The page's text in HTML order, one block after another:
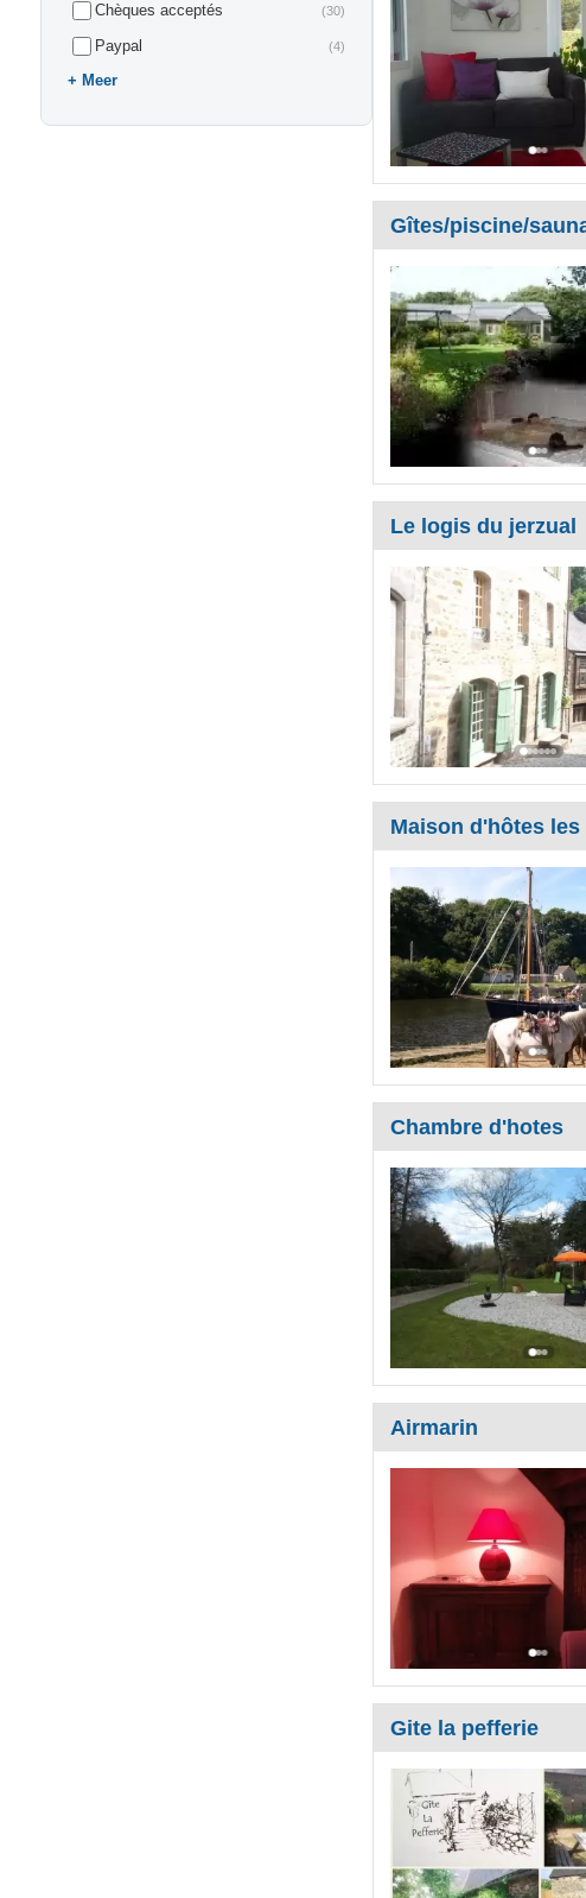
Chèques acceptés (30)
Paypal (4)
Meer
Gîtes/piscine/
Le logis du jerzual
Maison d'hôtes
Chambre d'hotes
Airmarin
Gite la pefferie